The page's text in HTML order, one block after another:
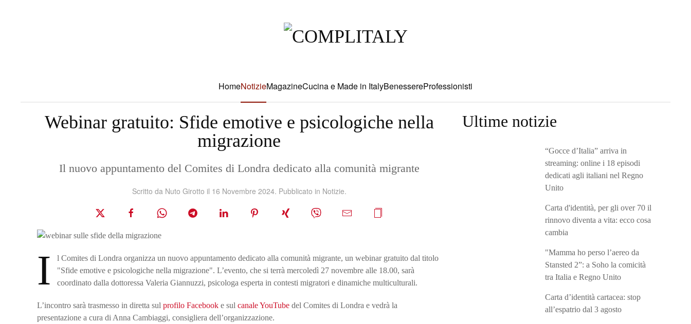
HomeNotizieMagazineCucina e Made in ItalyBenessereProfessionisti
Webinar gratuito: Sfide emotive e psicologiche nella
migrazione
Il nuovo appuntamento del Comites di Londra dedicato alla comunità migrante
Scritto da Nuto Girotto il 16 Novembre 2024. Pubblicato in Notizie.
I
l Comites di Londra organizza un nuovo appuntamento dedicato alla comunità migrante, un webinar gratuito dal titolo
"Sfide emotive e psicologiche nella migrazione". L’evento, che si terrà mercoledì 27 novembre alle 18.00, sarà
coordinato dalla dottoressa Valeria Giannuzzi, psicologa esperta in contesti migratori e dinamiche multiculturali.
L’incontro sarà trasmesso in diretta sul profilo Facebook e sul canale YouTube del Comites di Londra e vedrà la
presentazione a cura di Anna Cambiaggi, consigliera dell’organizzazione.
Ultime notizie
“Gocce d’Italia” arriva in
streaming: online i 18 episodi
dedicati agli italiani nel Regno
Unito
Carta d'identità, per gli over 70 il
rinnovo diventa a vita: ecco cosa
cambia
"Mamma ho perso l’aereo da
Stansted 2”: a Soho la comicità
tra Italia e Regno Unito
Carta d’identità cartacea: stop
all’espatrio dal 3 agosto